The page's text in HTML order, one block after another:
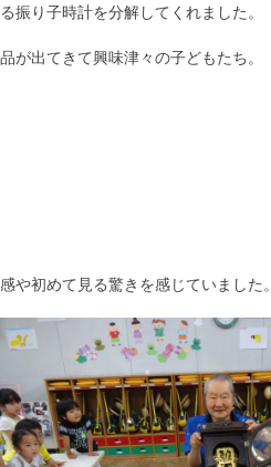
振り子時計を分解してくれました。
が出てきて興味津々の子どもたち。
や初めて見る驚きを感じていました。